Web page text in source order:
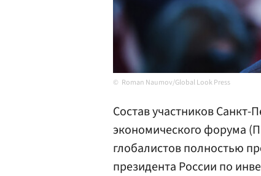
Roman Naumov/Global Look Press
Состав участников Санкт-
экономического форума
глобалистов полностью
президента России по